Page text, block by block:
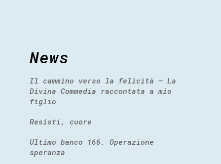
News
Il cammino verso la felicità – La
Divina Commedia raccontata a mio
figlio
Resisti, cuore
Ultimo banco 166. Operazione
speranza